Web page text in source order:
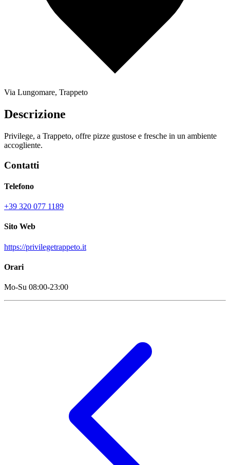
Via Lungomare, Trappeto
Descrizione
Privilege, a Trappeto, offre pizze gustose e fresche in un ambiente
accogliente.
Contatti
Telefono
+39 320 077 1189
Sito Web
https://privilegetrappeto.it
Orari
Mo-Su 08:00-23:00